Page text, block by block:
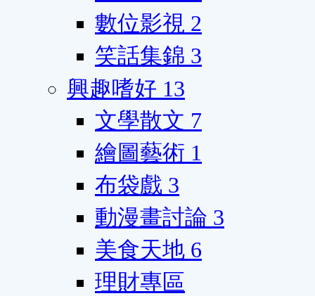
數位影視 2
笑話集錦 3
興趣嗜好 13
文學散文 7
繪圖藝術 1
布袋戲 3
動漫畫討論 3
美食天地 6
理財專區